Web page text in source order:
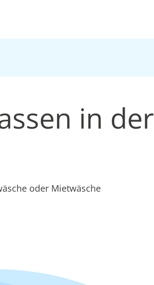
in der
oder Mietwäsche